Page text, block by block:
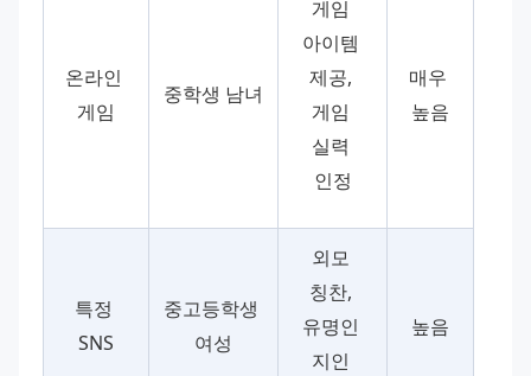
온라인
게임
중학생 남녀
게임
아이템
제공,
게임
실력
인정
매우
높음
특정
SNS
중고등학생
여성
외모
칭찬,
유명인
지인
높음